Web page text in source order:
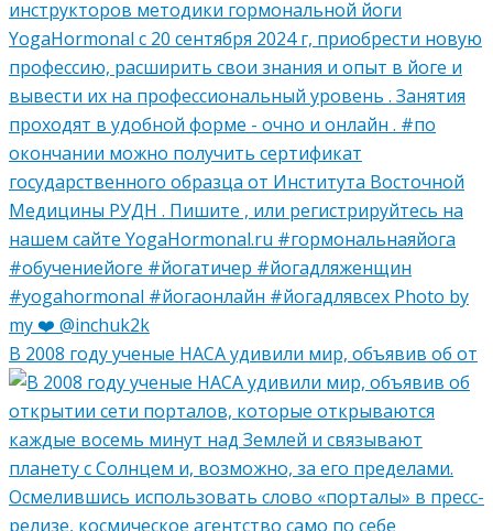
В 2008 году ученые НАСА удивили мир, объявив об от